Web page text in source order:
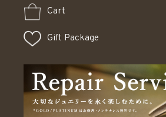
Cart
Gift Package